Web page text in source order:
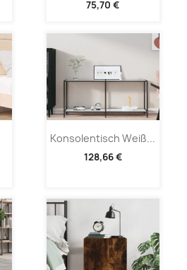
75,70 €
Konsolentisch Weiß...
128,66 €